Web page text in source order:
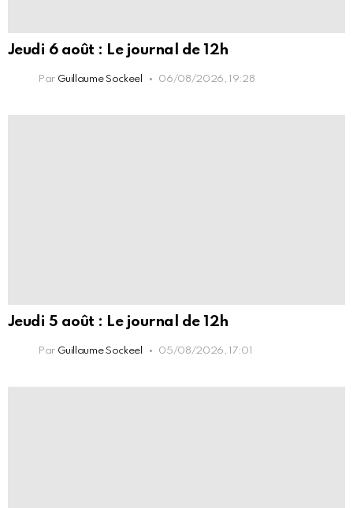
Jeudi 6 août : Le journal de 12h
Par Guillaume Sockeel 06/08/2026, 19:28
Jeudi 5 août : Le journal de 12h
Par Guillaume Sockeel 05/08/2026, 17:01